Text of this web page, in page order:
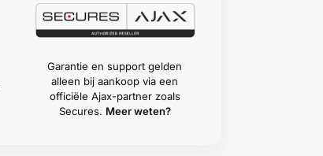
Garantie en support gelden
alleen bij aankoop via een
officiële Ajax-partner zoals
Secures. Meer weten?